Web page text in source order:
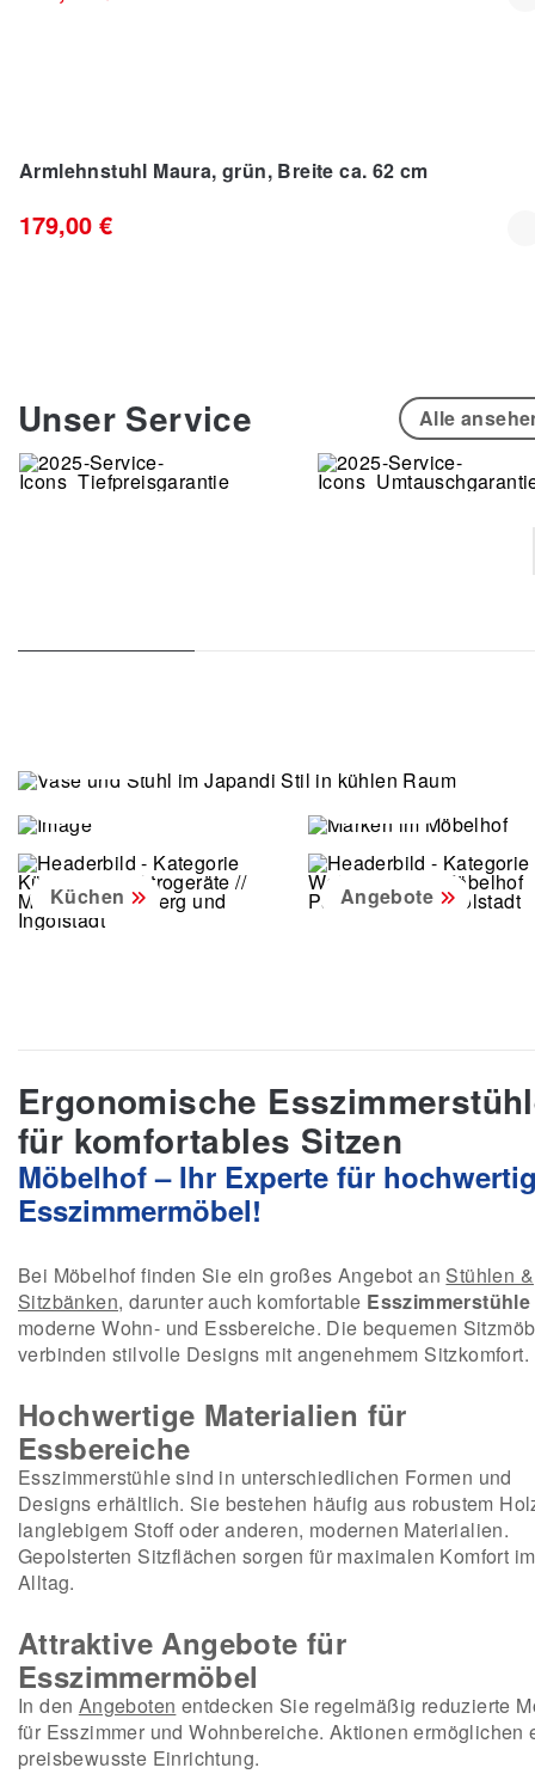
Armlehnstuhl Maura, grün, Breite ca. 62 cm
179,00 €
Unser Service Alle
Küchen Angebote
Ergonomische
für komfortables Sitzen
Möbelhof – Ihr Experte für
Esszimmermöbel!
Bei Möbelhof finden Sie ein großes Angebot an Stühlen &
Sitzbänken, darunter auch komfortable Esszimmerstühle
moderne Wohn- und Essbereiche. Die bequemen
verbinden stilvolle Designs mit angenehmem Sitzkomfort.
Hochwertige Materialien für
Essbereiche
Esszimmerstühle sind in unterschiedlichen Formen und
Designs erhältlich. Sie bestehen häufig aus robustem
langlebigem Stoff oder anderen, modernen Materialien.
Gepolsterten Sitzflächen sorgen für maximalen Komfort im
Alltag.
Attraktive Angebote für
Esszimmermöbel
In den Angeboten entdecken Sie regelmäßig reduzierte
für Esszimmer und Wohnbereiche. Aktionen ermöglichen
preisbewusste Einrichtung.